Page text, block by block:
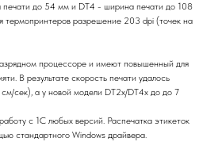
до 54 мм и DT4 - ширина печати до 108
разрешение 203 dpi (точек на
процессоре и имеют повышенный для
В результате скорость печати удалось
сек), а у новой модели DT2x/DT4x до до 7
с 1С любых версий. Распечатка этикеток
стандартного Windows драйвера.